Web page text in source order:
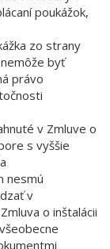
poukážok,
zo strany
byť
právo
v Zmluve o
s vyššie
nesmú
v
o inštalácii